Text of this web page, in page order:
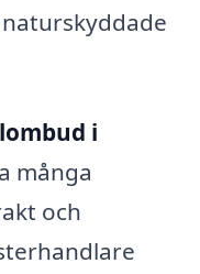
i
många
och